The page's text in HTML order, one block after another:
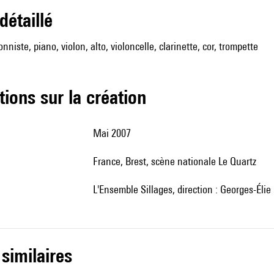
piano, violon, alto, violoncelle, clarinette, cor, trompette
sur la création
Mai 2007
France, Brest, scène nationale Le Quartz
l'Ensemble Sillages, direction : Georges-Élie
similaires